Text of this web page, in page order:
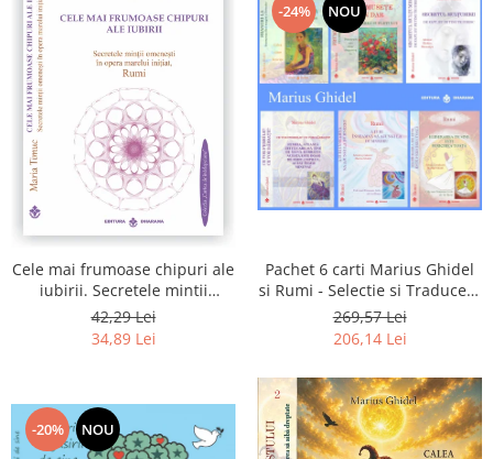
Cele mai frumoase chipuri ale
iubirii. Secretele mintii
omenesti in opera marelui
initiat, Rumi
42,29 Lei
34,89 Lei
-24% NOU
Pachet 6 carti Marius Ghidel
si Rumi - Selectie si Traducere
de Marius Ghidel
269,57 Lei
206,14 Lei
-20% NOU